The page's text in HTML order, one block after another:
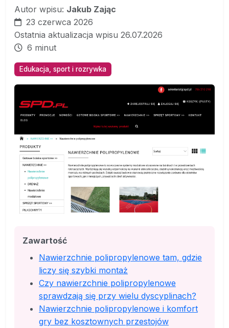
Autor wpisu: Jakub Zając
23 czerwca 2026
Ostatnia aktualizacja wpisu 26.07.2026
6 minut
Edukacja, sport i rozrywka
Zawartość
Nawierzchnie polipropylenowe tam, gdzie
liczy się szybki montaż
Czy nawierzchnie polipropylenowe
sprawdzają się przy wielu dyscyplinach?
Nawierzchnie polipropylenowe i komfort
gry bez kosztownych przestojów